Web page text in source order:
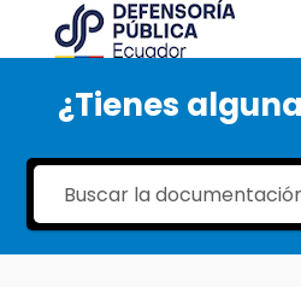
¿Tienes